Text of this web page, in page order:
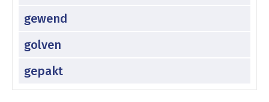
gewend
golven
gepakt